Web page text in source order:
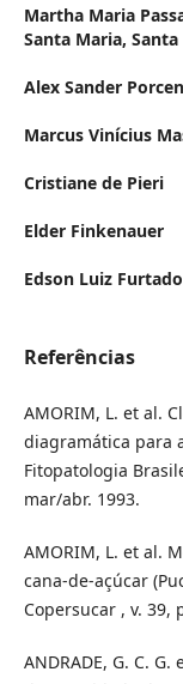
Martha Maria
Santa Maria, Santa
Alex Sander
Marcus Vinícius
Cristiane de Pieri
Elder Finkenauer
Edson Luiz Furtado
Referências
AMORIM, L. et al.
diagramática para
Fitopatologia
mar/abr. 1993.
AMORIM, L. et al.
cana-de-açúcar
Copersucar , v. 39,
ANDRADE, G. C.